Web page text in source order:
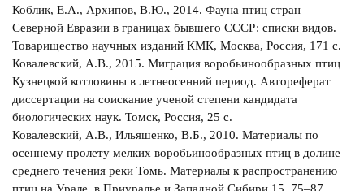
Коблик, Е.А., Архипов, В.Ю., 2014. Фауна птиц стран
Северной Евразии в границах бывшего СССР: списки видов.
Товарищество научных изданий КМК, Москва, Россия, 171 с.
Ковалевский, А.В., 2015. Миграция воробьинообразных птиц
Кузнецкой котловины в летнеосенний период. Автореферат
диссертации на соискание ученой степени кандидата
биологических наук. Томск, Россия, 25 с.
Ковалевский, А.В., Ильяшенко, В.Б., 2010. Материалы по
осеннему пролету мелких воробьинообразных птиц в долине
среднего течения реки Томь. Материалы к распространению